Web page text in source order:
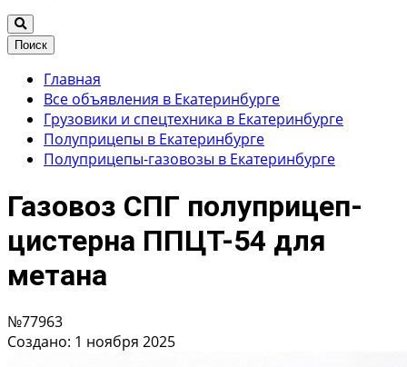
Поиск
Главная
Все объявления в Екатеринбурге
Грузовики и спецтехника в Екатеринбурге
Полуприцепы в Екатеринбурге
Полуприцепы-газовозы в Екатеринбурге
Газовоз СПГ полуприцеп-
цистерна ППЦТ-54 для
метана
№77963
Создано: 1 ноября 2025